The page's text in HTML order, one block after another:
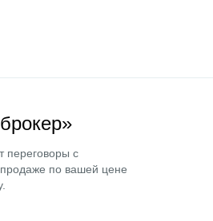
переговоры с
по вашей цене